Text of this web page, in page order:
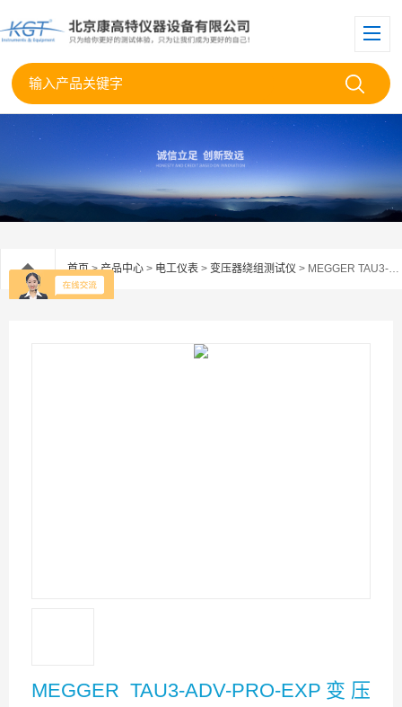
首页>产品中心 > 电工仪表 > 变压器绕组测试仪 > MEGGER TAU3-ADV-PRO-EXP变压器绕组分析仪
MEGGER TAU3-ADV-PRO-EXP变压